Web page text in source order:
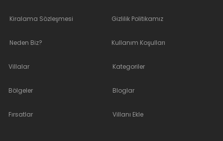
Kiralama Sözleşmesi Gizlilik Politikamız
Neden Biz? Kullanım Koşulları
Villalar Kategoriler
Bölgeler Bloglar
Fırsatlar Villanı Ekle